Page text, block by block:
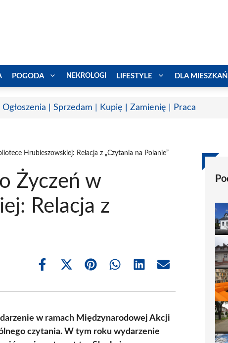
POGODA NEKROLOGI LIFESTYLE DLA
| Sprzedam | Kupię | Zamienię | Praca
Hrubieszowskiej: Relacja z „Czytania na Polanie”
Życzeń w
Relacja z
Share
Share
(Twitter)
Share Share Share Share
w ramach Międzynarodowej Akcji
czytania. W tym roku wydarzenie